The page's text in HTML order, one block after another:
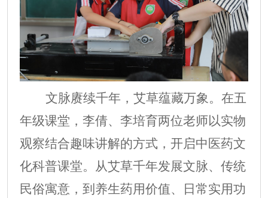
文脉赓续千年，艾草蕴藏万象。在五
年级课堂， 李倩、李培育两位老师以实物
观察结合趣味讲解的方式，开启中医药文
化科普课堂。从艾草千年发展文脉、传统
民俗寓意，到养生药用价值、日常实用功